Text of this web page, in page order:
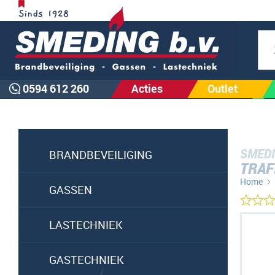
0594 612 260 Acties Outlet
BRANDBEVEILIGING
GASSEN
LASTECHNIEK
GASTECHNIEK
Home
Ga